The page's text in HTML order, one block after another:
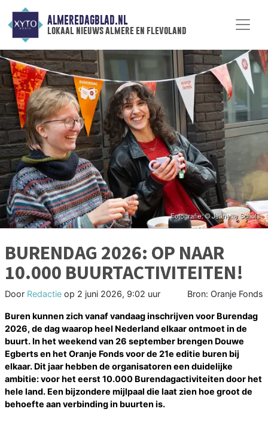
ALMEREDAGBLAD.NL
lokaal nieuws almere en flevoland
BURENDAG 2026: OP NAAR
10.000 BUURTACTIVITEITEN!
Door Redactie op 2 juni 2026, 9:02 uur Bron: Oranje Fonds
Buren kunnen zich vanaf vandaag inschrijven voor Burendag
2026, de dag waarop heel Nederland elkaar ontmoet in de
buurt. In het weekend van 26 september brengen Douwe
Egberts en het Oranje Fonds voor de 21e editie buren bij
elkaar. Dit jaar hebben de organisatoren een duidelijke
ambitie: voor het eerst 10.000 Burendagactiviteiten door het
hele land. Een bijzondere mijlpaal die laat zien hoe groot de
behoefte aan verbinding in buurten is.